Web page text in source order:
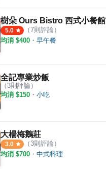
樹朵 Ours Bistro 西式小餐館
5.0 （7則評論）
均消 $400 ・ 早午餐
全記專業炒飯
（3則評論）
均消 $150 ・ 小吃
大楊梅鵝莊
3.0 （3則評論）
均消 $700 ・ 中式料理